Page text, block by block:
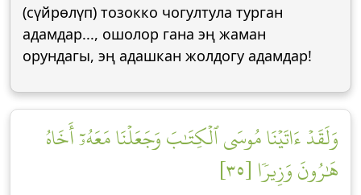
(сүйрөлүп) тозокко чогултула турган
адамдар..., ошолор гана эң жаман
орундагы, эң адашкан жолдогу адамдар!
وَلَقَدۡ ءَاتَيۡنَا مُوسَى ٱلۡكِتَٰبَ وَجَعَلۡنَا مَعَهُۥٓ أَخَاهُ
هَٰرُونَ وَزِيرٗا [٣٥]